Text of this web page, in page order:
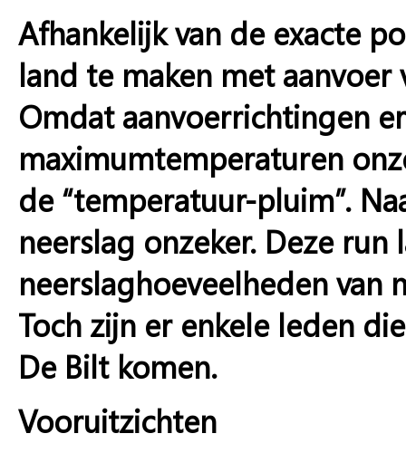
Afhankelijk van de exacte
land te maken met
Omdat aanvoerrichtingen
maximumtemperaturen
de “temperatuur-pluim”.
neerslag onzeker. Deze
neerslaghoeveelheden van
Toch zijn er enkele leden
De Bilt komen.
Vooruitzichten